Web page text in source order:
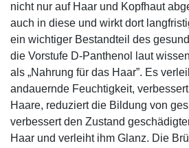
nicht nur auf Haar und Kopfhaut
auch in diese und wirkt dort
ein wichtiger Bestandteil des
die Vorstufe D-Panthenol laut
als „Nahrung für das Haar”. Es
andauernde Feuchtigkeit,
Haare, reduziert die Bildung von
verbessert den Zustand
Haar und verleiht ihm Glanz. Die